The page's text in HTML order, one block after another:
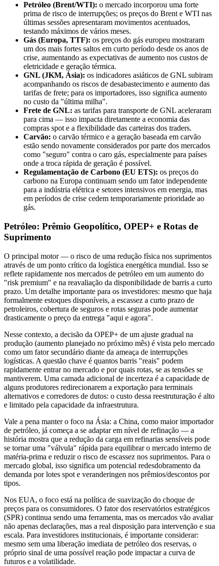
Petróleo (Brent/WTI): o mercado incorporou uma forte
prima de risco de interrupções; os preços do Brent e WTI nas
últimas sessões apresentaram movimentos acentuados,
testando máximos de vários meses.
Gás (Europa, TTF): os preços do gás europeu mostraram
um dos mais fortes saltos em curto período desde os anos de
crise, aumentando as expectativas de aumento nos custos de
eletricidade e geração térmica.
GNL (JKM, Ásia): os indicadores asiáticos de GNL subiram
acompanhando os riscos de desabastecimento e aumento das
tarifas de frete; para os importadores, isso significa aumento
no custo da "última milha".
Frete de GNL: as tarifas para transporte de GNL aceleraram
para cima — isso impacta diretamente a economia das
compras spot e a flexibilidade das carteiras dos traders.
Carvão: o carvão térmico e a geração baseada em carvão
estão sendo novamente considerados por parte dos mercados
como "seguro" contra o caro gás, especialmente para países
onde a troca rápida de geração é possível.
Regulamentação de Carbono (EU ETS): os preços do
carbono na Europa continuam sendo um fator independente
para a indústria elétrica e setores intensivos em energia, mas
em períodos de crise cedem temporariamente prioridade ao
gás.
Petróleo: Prêmio Geopolítico, OPEP+ e Rotas de
Suprimento
O principal motor — o risco de uma redução física nos suprimentos
através de um ponto crítico da logística energética mundial. Isso se
reflete rapidamente nos mercados de petróleo em um aumento do
"risk premium" e na reavaliação da disponibilidade de barris a curto
prazo. Um detalhe importante para os investidores: mesmo que haja
formalmente estoques disponíveis, a escassez a curto prazo de
petroleiros, cobertura de seguros e rotas seguras pode aumentar
drasticamente o preço da entrega "aqui e agora".
Nesse contexto, a decisão da OPEP+ de um ajuste gradual na
produção (aumento planejado no próximo mês) é vista pelo mercado
como um fator secundário diante da ameaça de interrupções
logísticas. A questão chave é quantos barris "reais" podem
rapidamente entrar no mercado e por quais rotas, se as tensões se
mantiverem. Uma camada adicional de incerteza é a capacidade de
alguns produtores redirecionarem a exportação para terminais
alternativos e corredores de dutos: o custo dessa reestruturação é alto
e limitado pela capacidade da infraestrutura.
Vale a pena manter o foco na Ásia: a China, como maior importador
de petróleo, já começa a se adaptar em nível de refinação — a
história mostra que a redução da carga em refinarias sensíveis pode
se tornar uma "válvula" rápida para equilibrar o mercado interno de
matéria-prima e reduzir o risco de escassez nos suprimentos. Para o
mercado global, isso significa um potencial redesdobramento da
demanda por lotes spot e veranderingen nos prêmios/descontos por
tipos.
Nos EUA, o foco está na política de suavização do choque de
preços para os consumidores. O fator dos reservatórios estratégicos
(SPR) continua sendo uma ferramenta, mas os mercados vão avaliar
não apenas declarações, mas a real disposição para intervenção e sua
escala. Para investidores institucionais, é importante considerar:
mesmo sem uma liberação imediata de petróleo dos reservas, o
próprio sinal de uma possível reação pode impactar a curva de
futuros e a volatilidade.